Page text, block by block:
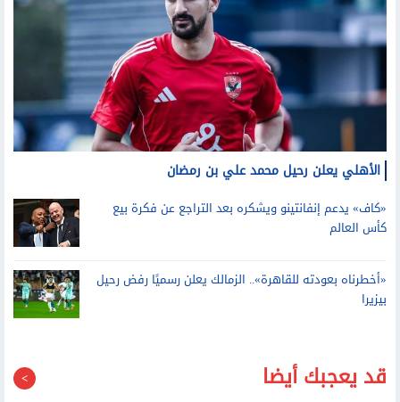
الأهلي يعلن رحيل محمد علي بن رمضان
كأس العالم
بيزيرا
قد يعجبك أيضا